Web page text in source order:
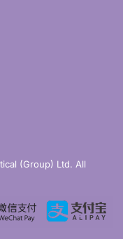
(Group) Ltd. All